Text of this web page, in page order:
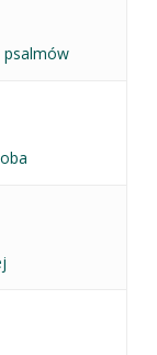
psalmów